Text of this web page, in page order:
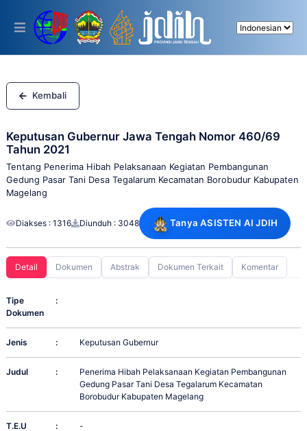
This
includes
accessibility
system.
Kembali
Keputusan Gubernur Jawa Tengah Nomor 460/69
Tahun 2021
Tentang Penerima Hibah Pelaksanaan Kegiatan Pembangunan
Gedung Pasar Tani Desa Tegalarum Kecamatan Borobudur Kabupaten
Magelang
Diakses : 1316 Diunduh : 3048 Tanya ASISTEN AI JDIH
Detail Dokumen Abstrak Dokumen Terkait Komentar
Tipe
Dokumen
:
Jenis : Keputusan Gubernur
Judul :
Penerima Hibah Pelaksanaan Kegiatan Pembangunan
Gedung Pasar Tani Desa Tegalarum Kecamatan
Borobudur Kabupaten Magelang
T.E.U : -